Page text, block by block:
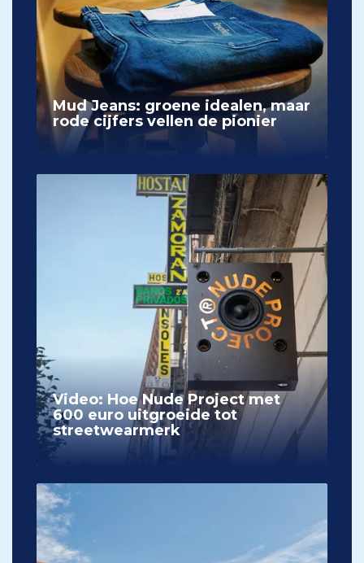
Mud Jeans: groene idealen, maar
rode cijfers vellen de pionier
Video: Hoe Nude Project met
600 euro uitgroeide tot
streetwearmerk